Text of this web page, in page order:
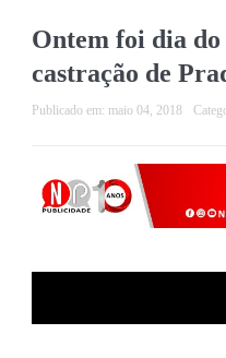
Ontem foi dia do
castração de
Publicado em: maio 04, 2018